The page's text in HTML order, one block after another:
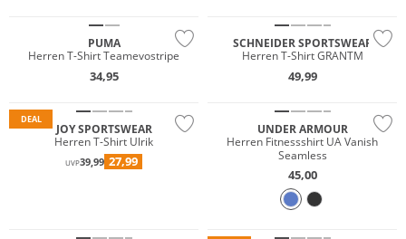
PUMA
Herren T-Shirt Teamevostripe
34,95
SCHNEIDER SPORTSWEAR
Herren T-Shirt GRANTM
49,99
DEAL
JOY SPORTSWEAR
Herren T-Shirt Ulrik
UVP39,99 27,99
UNDER ARMOUR
Herren Fitnessshirt UA Vanish
Seamless
45,00